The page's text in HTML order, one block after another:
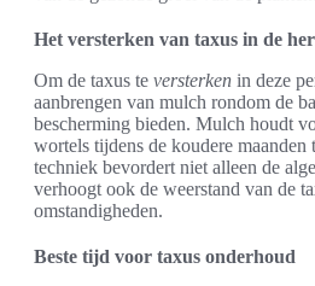
Het versterken van taxus in de
Om de taxus te versterken in deze
aanbrengen van mulch rondom de
bescherming bieden. Mulch houdt
wortels tijdens de koudere maanden
techniek bevordert niet alleen de
verhoogt ook de weerstand van de
omstandigheden.
Beste tijd voor taxus onderhoud